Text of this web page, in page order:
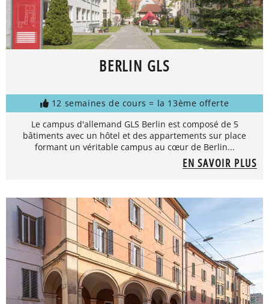
BERLIN GLS
12 semaines de cours = la 13ème offerte
Le campus d'allemand GLS Berlin est composé de 5
bâtiments avec un hôtel et des appartements sur place
formant un véritable campus au cœur de Berlin...
EN SAVOIR PLUS